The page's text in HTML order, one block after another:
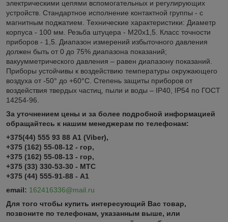
электрическими цепями вспомогательных и регулирующих
устройств. Стандартное исполнение контактной группы - с
магнитным поджатием. Технические характеристики: Диаметр
корпуса - 100 мм. Резьба штуцера - М20х1,5. Класс точности
приборов - 1,5. Диапазон измерений избыточного давления
должен быть от 0 до 75% диапазона показаний;
вакуумметрического давления – равен диапазону показаний.
Приборы устойчивы к воздействию температуры окружающего
воздуха от -50° до +60°С. Степень защиты приборов от
воздействия твердых частиц, пыли и воды – IP40, IP54 по ГОСТ
14254-96.
За уточнением цены и за более подробной информацией
обращайтесь к нашим менеджерам по телефонам:
+375(44) 555 93 88 А1 (Viber),
+375 (162) 55-08-12 - гор,
+375 (162) 55-08-13 - гор,
+375 (33) 330-53-30 - МТС
+375 (44) 555-91-88 - А1
email: 162416336@mail.ru
Для того чтобы купить интересующий Вас товар,
позвоните по телефонам, указанным выше, или